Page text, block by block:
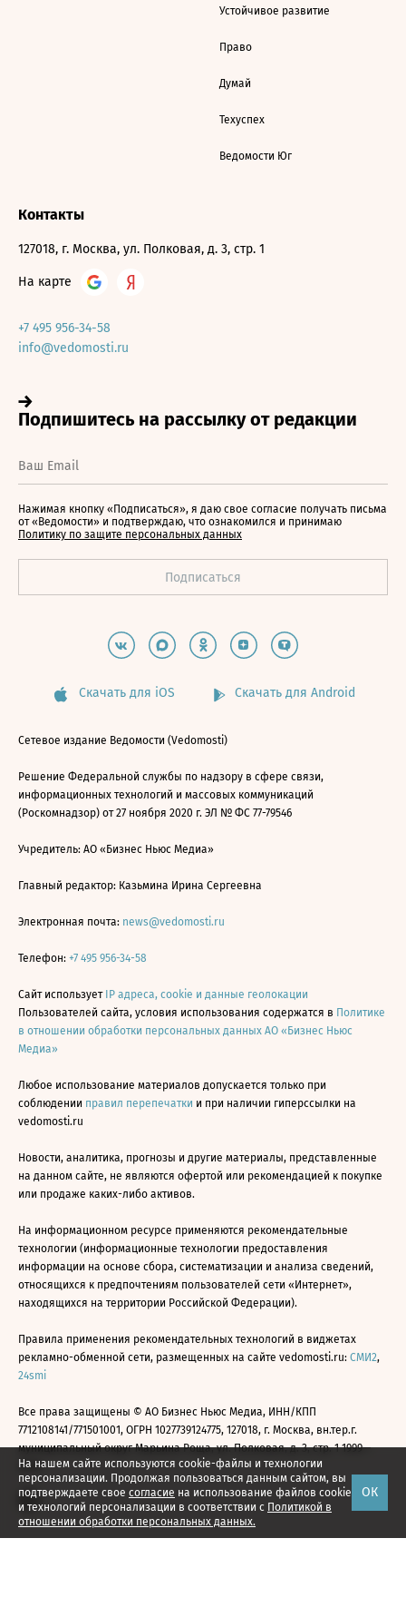
На нашем сайте используются cookie-файлы и технологии
персонализации. Продолжая пользоваться данным сайтом, вы
подтверждаете свое согласие на использование файлов cookie
и технологий персонализации в соответствии с Политикой в
отношении обработки персональных данных.
ОК
Устойчивое развитие
Право
Думай
Техуспех
Ведомости Юг
Контакты
127018, г. Москва, ул. Полковая, д. 3, стр. 1
На карте
+7 495 956-34-58
info@vedomosti.ru
Нажимая кнопку «Подписаться», я даю свое согласие получать письма
от «Ведомости» и подтверждаю, что ознакомился и принимаю
Политику по защите персональных данных
Скачать для iOS Скачать для Android
Сетевое издание Ведомости (Vedomosti)
Решение Федеральной службы по надзору в сфере связи,
информационных технологий и массовых коммуникаций
(Роскомнадзор) от 27 ноября 2020 г. ЭЛ № ФС 77-79546
Учредитель: АО «Бизнес Ньюс Медиа»
Главный редактор: Казьмина Ирина Сергеевна
Электронная почта: news@vedomosti.ru
Телефон: +7 495 956-34-58
Сайт использует IP адреса, cookie и данные геолокации
Пользователей сайта, условия использования содержатся в Политике
в отношении обработки персональных данных АО «Бизнес Ньюс
Медиа»
Любое использование материалов допускается только при
соблюдении правил перепечатки и при наличии гиперссылки на
vedomosti.ru
Новости, аналитика, прогнозы и другие материалы, представленные
на данном сайте, не являются офертой или рекомендацией к покупке
или продаже каких-либо активов.
На информационном ресурсе применяются рекомендательные
технологии (информационные технологии предоставления
информации на основе сбора, систематизации и анализа сведений,
относящихся к предпочтениям пользователей сети «Интернет»,
находящихся на территории Российской Федерации).
Правила применения рекомендательных технологий в виджетах
рекламно-обменной сети, размещенных на сайте vedomosti.ru: СМИ2,
24smi
Все права защищены © АО Бизнес Ньюс Медиа, ИНН/КПП
7712108141/771501001, ОГРН 1027739124775, 127018, г. Москва, вн.тер.г.
муниципальный округ Марьина Роща, ул. Полковая, д. 3, стр. 1 1999—
2026